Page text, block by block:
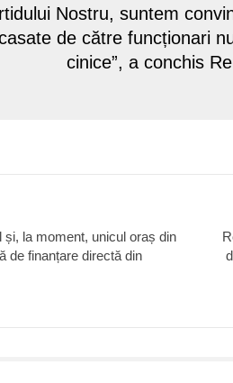
Nostru, suntem
de către funcționari
cinice”, a conchis
la moment, unicul oraș din
de finanțare directă din